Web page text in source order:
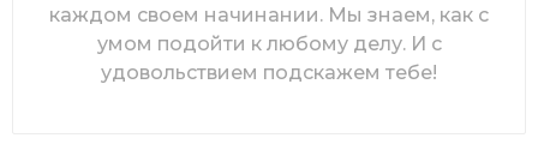
каждом своем начинании. Мы знаем, как с
умом подойти к любому делу. И с
удовольствием подскажем тебе!